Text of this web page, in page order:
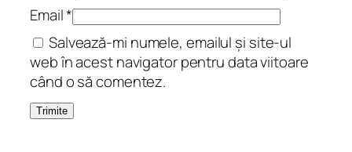
Email*
Salvează-mi numele, emailul și site-ul
web în acest navigator pentru data viitoare
când o să comentez.